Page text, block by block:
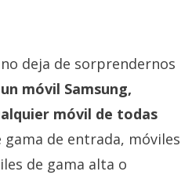
deja de sorprendernos
móvil Samsung,
móvil de todas
gama de entrada, móviles
de gama alta o